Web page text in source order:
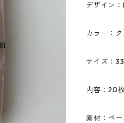
デザイン
カラー：
サイズ：
内容：20
素材：ペ